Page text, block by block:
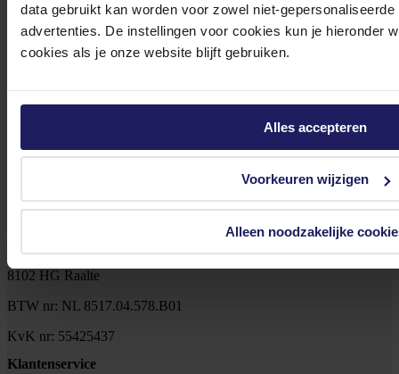
data gebruikt kan worden voor zowel niet-
advertenties. De instellingen voor cookies kun je hieronder
cookies als je onze website blijft gebruiken.
Alles accepteren
Voorkeuren wijzigen
Alleen noodzakelijke
Ontvang als eerste de beste deals in je inbox
Footer
Azerty
8102 HG Raalte
BTW nr: NL 8517.04.578.B01
KvK nr: 55425437
Klantenservice